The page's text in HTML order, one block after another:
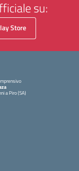
su:
Store
a Piro (SA)